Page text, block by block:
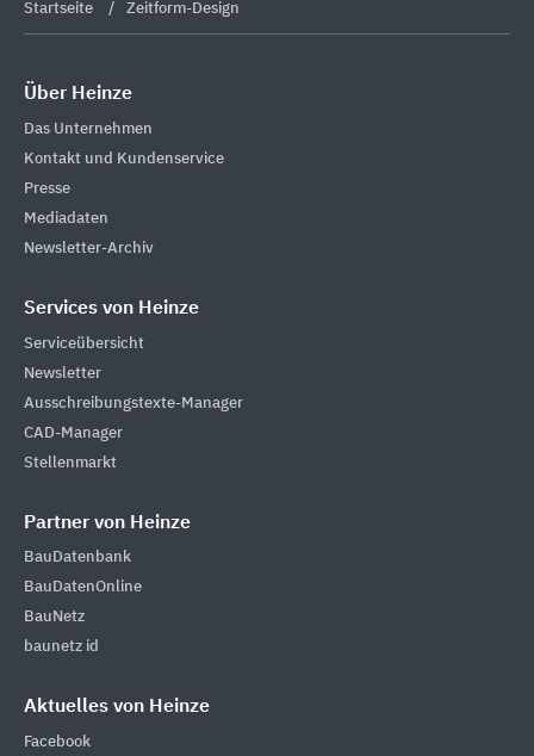
Startseite Zeitform-Design
Über Heinze
Das Unternehmen
Kontakt und Kundenservice
Presse
Mediadaten
Newsletter-Archiv
Services von Heinze
Serviceübersicht
Newsletter
Ausschreibungstexte-Manager
CAD-Manager
Stellenmarkt
Partner von Heinze
BauDatenbank
BauDatenOnline
BauNetz
baunetz id
Aktuelles von Heinze
Facebook